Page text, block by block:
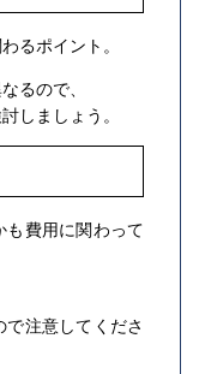
るポイント。
るので、
しましょう。
も費用に関わって
注意してくださ